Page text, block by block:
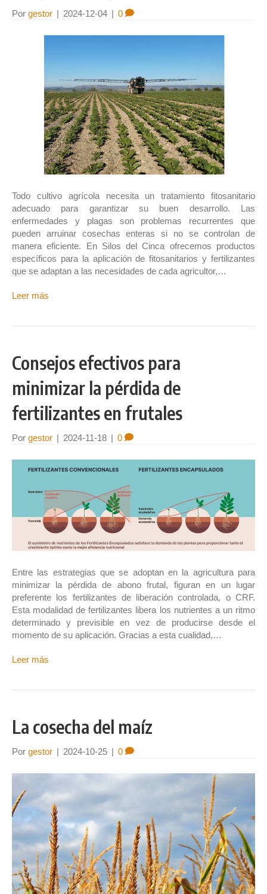
Por gestor | 2024-12-04 | 0
Todo cultivo agrícola necesita un tratamiento fitosanitario
adecuado para garantizar su buen desarrollo. Las
enfermedades y plagas son problemas recurrentes que
pueden arruinar cosechas enteras si no se controlan de
manera eficiente. En Silos del Cinca ofrecemos productos
específicos para la aplicación de fitosanitarios y fertilizantes
que se adaptan a las necesidades de cada agricultor,…
Leer más
Consejos efectivos para
minimizar la pérdida de
fertilizantes en frutales
Por gestor | 2024-11-18 | 0
Entre las estrategias que se adoptan en la agricultura para
minimizar la pérdida de abono frutal, figuran en un lugar
preferente los fertilizantes de liberación controlada, o CRF.
Esta modalidad de fertilizantes libera los nutrientes a un ritmo
determinado y previsible en vez de producirse desde el
momento de su aplicación. Gracias a esta cualidad,…
Leer más
La cosecha del maíz
Por gestor | 2024-10-25 | 0